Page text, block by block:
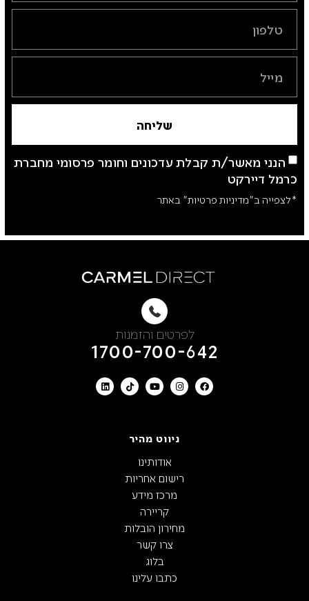
הנני מאשר/ת קבלת עדכונים וחומר פרסומי מחברת
כרמל דיירקט
*לצפייה ב"מדיניות פרטיות" באתר
שליחה
לפרטים והזמנות
1700-700-642
ניווט מהיר
אודותינו
רישום אחריות
מרכז מידע
קריירה
מחירון הובלות
צרו קשר
בלוג
כתבו עלינו